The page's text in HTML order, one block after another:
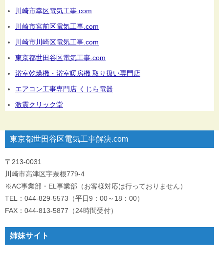
川崎市幸区電気工事.com
川崎市宮前区電気工事.com
川崎市川崎区電気工事.com
東京都世田谷区電気工事.com
浴室乾燥機・浴室暖房機 取り扱い専門店
エアコン工事専門店 くじら電器
激震クリック堂
東京都世田谷区電気工事解決.com
〒213-0031
川崎市高津区宇奈根779-4
※AC事業部・EL事業部（お客様対応は行っておりません）
TEL：044-829-5573（平日9：00～18：00）
FAX：044-813-5877（24時間受付）
姉妹サイト